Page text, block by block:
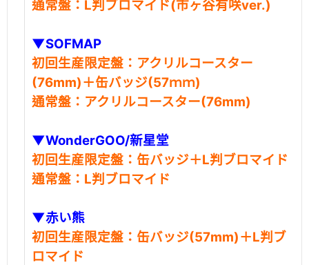
通常盤：L判ブロマイド(市ヶ谷有咲ver.)
▼SOFMAP
初回生産限定盤：アクリルコースター
(76mm)＋缶バッジ(57ｍｍ)
通常盤：アクリルコースター(76mm)
▼WonderGOO/新星堂
初回生産限定盤：缶バッジ＋L判ブロマイド
通常盤：L判ブロマイド
▼赤い熊
初回生産限定盤：缶バッジ(57mm)＋L判ブ
ロマイド